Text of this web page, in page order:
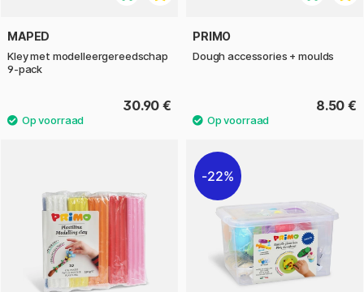
MAPED
Kley met modelleergereedschap
9-pack
30.90 €
PRIMO
Dough accessories + moulds
8.50 €
22%